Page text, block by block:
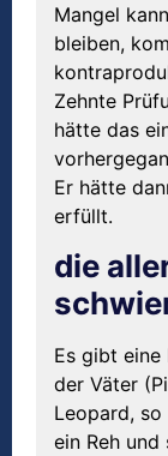
Mangel
bleiben,
Zehnte
hätte das
Er hätte
erfüllt.
die
Es gibt eine
der Väter
Leopard,
ein Reh